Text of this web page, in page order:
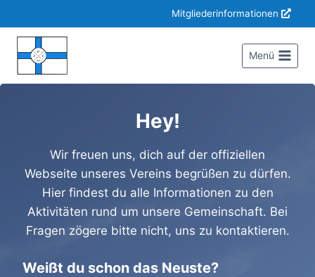
Inhalt
springen
Mitgliederinformationen
Menü
Hey!
Wir freuen uns, dich auf der offiziellen
Webseite unseres Vereins begrüßen zu dürfen.
Hier findest du alle Informationen zu den
Aktivitäten rund um unsere Gemeinschaft. Bei
Fragen zögere bitte nicht, uns zu kontaktieren.
Weißt du schon das Neuste?